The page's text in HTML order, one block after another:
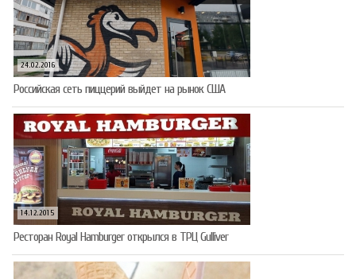
24.02.2016
Российская сеть пиццерий выйдет на рынок США
14.12.2015
Ресторан Royal Hamburger открылся в ТРЦ Gulliver